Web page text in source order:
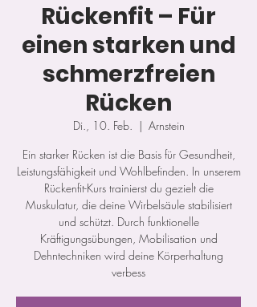
Rückenfit – Für
einen starken und
schmerzfreien
Rücken
Di., 10. Feb.
  |
Arnstein
Ein starker Rücken ist die Basis für Gesundheit,
Leistungsfähigkeit und Wohlbefinden. In unserem
Rückenfit-Kurs trainierst du gezielt die
Muskulatur, die deine Wirbelsäule stabilisiert
und schützt. Durch funktionelle
Kräftigungsübungen, Mobilisation und
Dehntechniken wird deine Körperhaltung
verbess